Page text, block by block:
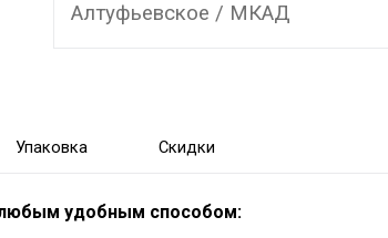
Алтуфьевское / МКАД
Упаковка Скидки
любым удобным способом: